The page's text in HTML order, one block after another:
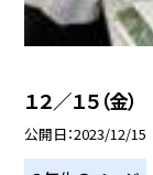
１２／１５（
公開日 2023/12/15